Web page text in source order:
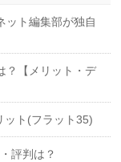
ット編集部が独自
？【メリット・デ
ット(フラット35)
評判は？